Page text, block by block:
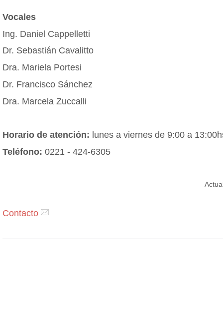
Vocales
Ing. Daniel Cappelletti
Dr. Sebastián Cavalitto
Dra. Mariela Portesi
Dr. Francisco Sánchez
Dra. Marcela Zuccalli
Horario de atención: lunes a viernes de 9:00 a
Teléfono: 0221 - 424-6305
Contacto